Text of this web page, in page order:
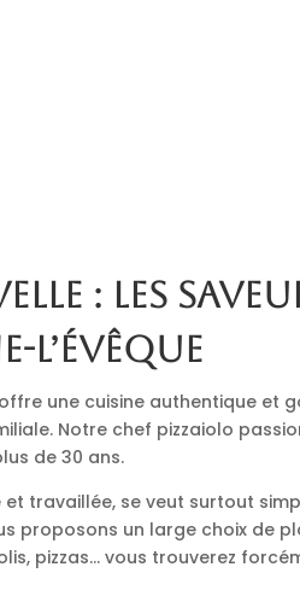
: les
l’Évêque
une cuisine authentique et
Notre chef pizzaiolo
de 30 ans.
travaillée, se veut surtout
proposons un large choix de
pizzas… vous trouverez